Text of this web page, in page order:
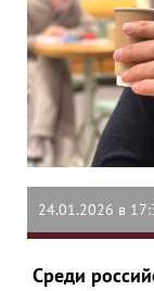
24.01.2026 в
Среди